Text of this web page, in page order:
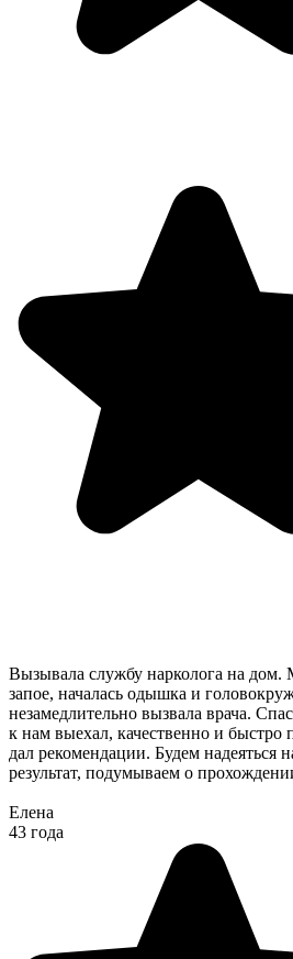
Вызывала службу нарколога на
запое, началась одышка и
незамедлительно вызвала врача.
к нам выехал, качественно и быстро
дал рекомендации. Будем надеяться
результат, подумываем о
Елена
43 года